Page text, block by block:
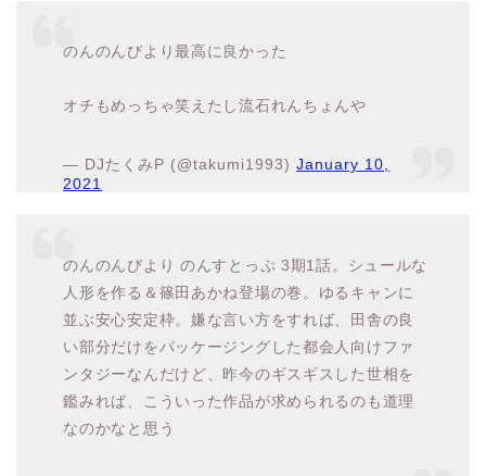
のんのんびより最高に良かった
オチもめっちゃ笑えたし流石れんちょんや
— DJたくみP (@takumi1993)January 10,
2021
のんのんびより のんすとっぷ 3期1話。シュールな
人形を作る＆篠田あかね登場の巻。ゆるキャンに
並ぶ安心安定枠。嫌な言い方をすれば、田舎の良
い部分だけをパッケージングした都会人向けファ
ンタジーなんだけど、昨今のギスギスした世相を
鑑みれば、こういった作品が求められるのも道理
なのかなと思う